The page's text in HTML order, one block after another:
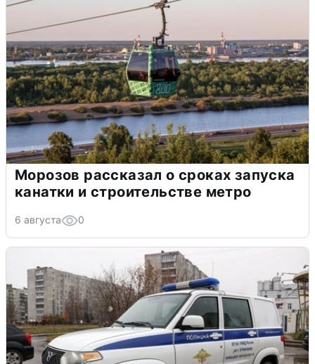
Морозов рассказал о сроках запуска
канатки и строительстве метро
6 августа 0